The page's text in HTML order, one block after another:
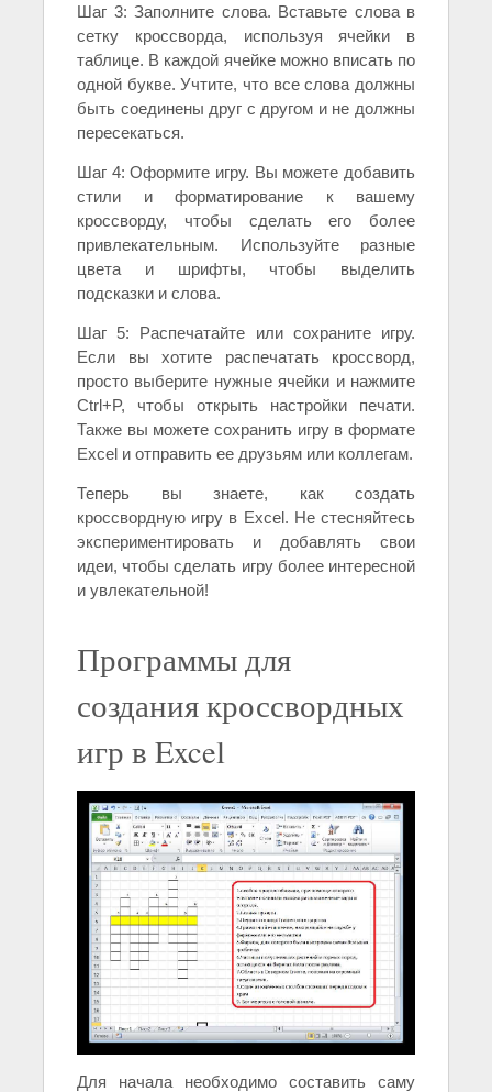
Шаг 3: Заполните слова. Вставьте слова в
сетку кроссворда, используя ячейки в
таблице. В каждой ячейке можно вписать по
одной букве. Учтите, что все слова должны
быть соединены друг с другом и не должны
пересекаться.
Шаг 4: Оформите игру. Вы можете добавить
стили и форматирование к вашему
кроссворду, чтобы сделать его более
привлекательным. Используйте разные
цвета и шрифты, чтобы выделить
подсказки и слова.
Шаг 5: Распечатайте или сохраните игру.
Если вы хотите распечатать кроссворд,
просто выберите нужные ячейки и нажмите
Ctrl+P, чтобы открыть настройки печати.
Также вы можете сохранить игру в формате
Excel и отправить ее друзьям или коллегам.
Теперь вы знаете, как создать
кроссвордную игру в Excel. Не стесняйтесь
экспериментировать и добавлять свои
идеи, чтобы сделать игру более интересной
и увлекательной!
Программы для
создания кроссвордных
игр в Excel
Для начала необходимо составить саму